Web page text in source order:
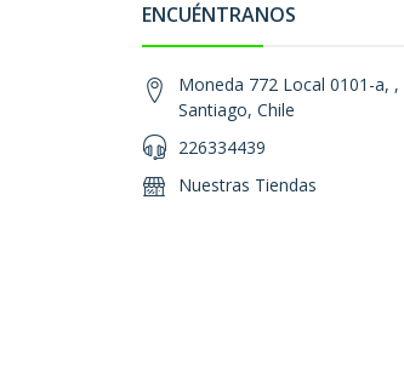
ENCUÉNTRANOS
Moneda 772 Local 0101-a, ,
Santiago, Chile
226334439
Nuestras Tiendas